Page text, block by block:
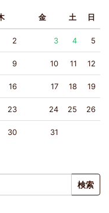
金 土 日
2 3 4 5
9 10 11 12
16 17 18 19
23 24 25 26
30 31